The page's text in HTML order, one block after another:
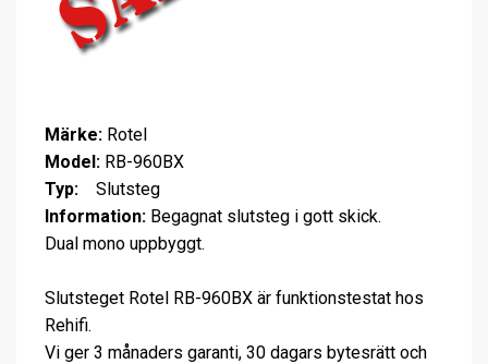
Märke: Rotel
Model: RB-960BX
Typ: Slutsteg
Information: Begagnat slutsteg i gott skick.
Dual mono uppbyggt.
Slutsteget Rotel RB-960BX är funktionstestat hos
Rehifi.
Vi ger 3 månaders garanti, 30 dagars bytesrätt och